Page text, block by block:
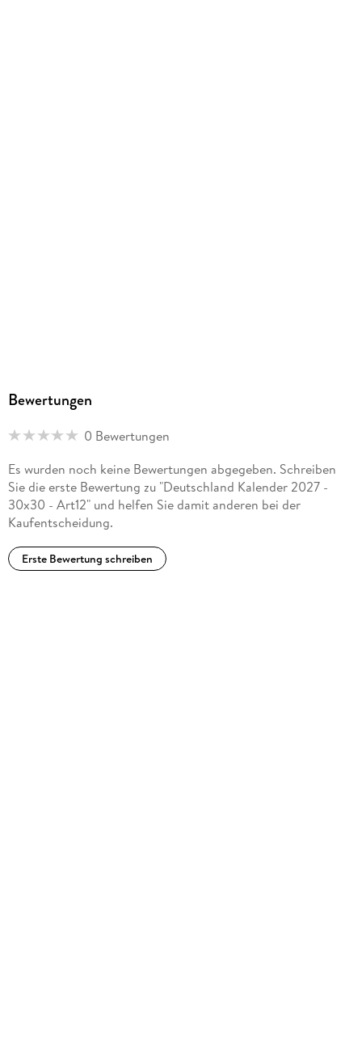
Bewertungen
0 Bewertungen
Es wurden noch keine Bewertungen abgegeben. Schreiben
Sie die erste Bewertung zu "Deutschland Kalender 2027 -
30x30 - Art12" und helfen Sie damit anderen bei der
Kaufentscheidung.
Erste Bewertung schreiben